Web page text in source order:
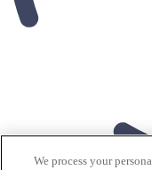
We process your